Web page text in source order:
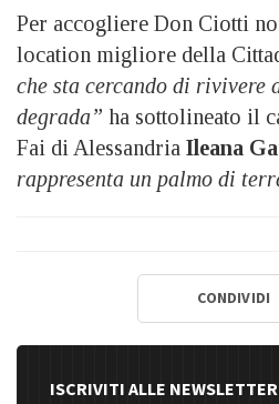
Per accogliere Don Ciotti
location migliore della
che sta cercando di rivivere
degrada” ha sottolineato il
Fai di Alessandria Ileana
rappresenta un palmo di
CONDIVIDI
ISCRIVITI ALLE